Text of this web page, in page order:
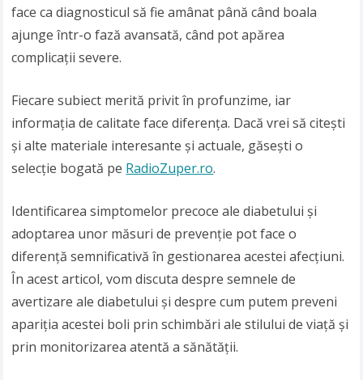
face ca diagnosticul să fie amânat până când boala
ajunge într-o fază avansată, când pot apărea
complicații severe.
Fiecare subiect merită privit în profunzime, iar
informația de calitate face diferența. Dacă vrei să citești
și alte materiale interesante și actuale, găsești o
selecție bogată pe RadioZuper.ro.
Identificarea simptomelor precoce ale diabetului și
adoptarea unor măsuri de prevenție pot face o
diferență semnificativă în gestionarea acestei afecțiuni.
În acest articol, vom discuta despre semnele de
avertizare ale diabetului și despre cum putem preveni
apariția acestei boli prin schimbări ale stilului de viață și
prin monitorizarea atentă a sănătății.